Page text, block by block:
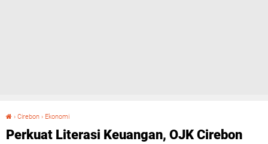
› Cirebon › Ekonomi
Perkuat Literasi Keuangan, OJK Cirebon